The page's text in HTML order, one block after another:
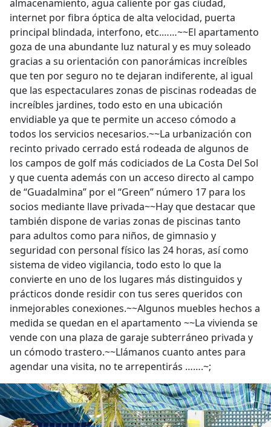
almacenamiento, agua caliente por gas ciudad,
internet por fibra óptica de alta velocidad, puerta
principal blindada, interfono, etc.……~~El apartamento
goza de una abundante luz natural y es muy soleado
gracias a su orientación con panorámicas increíbles
que ten por seguro no te dejaran indiferente, al igual
que las espectaculares zonas de piscinas rodeadas de
increíbles jardines, todo esto en una ubicación
envidiable ya que te permite un acceso cómodo a
todos los servicios necesarios.~~La urbanización con
recinto privado cerrado está rodeada de algunos de
los campos de golf más codiciados de La Costa Del Sol
y que cuenta además con un acceso directo al campo
de “Guadalmina” por el “Green” número 17 para los
socios mediante llave privada~~Hay que destacar que
también dispone de varias zonas de piscinas tanto
para adultos como para niños, de gimnasio y
seguridad con personal físico las 24 horas, así como
sistema de video vigilancia, todo esto lo que la
convierte en uno de los lugares más distinguidos y
prácticos donde residir con tus seres queridos con
inmejorables conexiones.~~Algunos muebles hechos a
medida se quedan en el apartamento ~~La vivienda se
vende con una plaza de garaje subterráneo privada y
un cómodo trastero.~~Llámanos cuanto antes para
agendar una visita, no te arrepentirás …….~;